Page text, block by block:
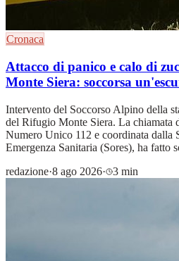
Cronaca
Attacco di panico e calo di
Monte Siera: soccorsa
Intervento del Soccorso Alpino della
del Rifugio Monte Siera. La chiamata
Numero Unico 112 e coordinata dalla
Emergenza Sanitaria (Sores), ha fatto
redazione·8 ago 2026· 3 min